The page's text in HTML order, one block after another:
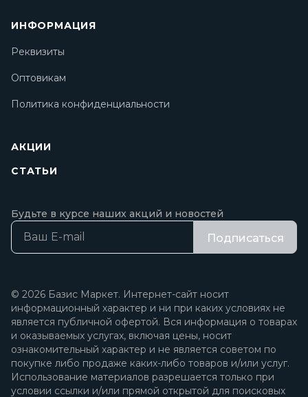
ИНФОРМАЦИЯ
Реквизиты
Оптовикам
Политика конфиденциальности
АКЦИИ
СТАТЬИ
Будьте в курсе наших акций и новостей
Подписаться
© 2026 Базис Маркет. Интернет-сайт носит
информационный характер и ни при каких условиях не
является публичной офертой. Вся информация о товарах
и оказываемых услугах, включая цены, носит
ознакомительный характер и не является советом по
покупке либо продаже каких-либо товаров и/или услуг.
Использование материалов разрешается только при
условии ссылки и/или прямой открытой для поисковых